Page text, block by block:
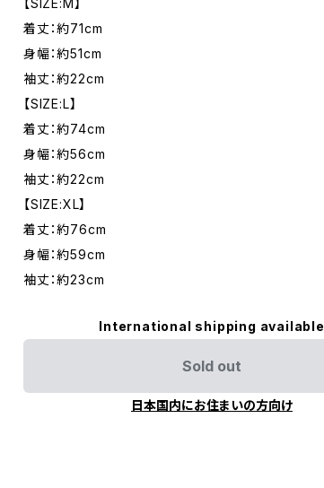
着丈：約71cm
身幅：約51cm
袖丈：約22cm
【SIZE:L】
着丈：約74cm
身幅：約56cm
袖丈：約22cm
【SIZE:XL】
着丈：約76cm
身幅：約59cm
袖丈：約23cm
International shipping available
Sold out
日本国内にお住まいの方向け